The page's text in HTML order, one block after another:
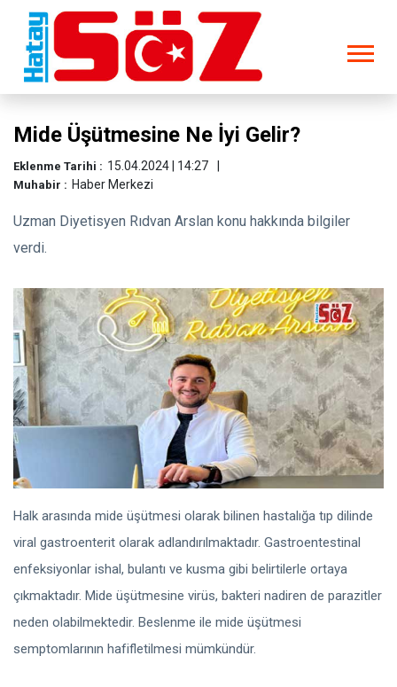
Mide Üşütmesine Ne İyi Gelir?
Eklenme Tarihi : 15.04.2024 | 14:27
Muhabir : Haber Merkezi
Uzman Diyetisyen Rıdvan Arslan konu hakkında bilgiler
verdi.
Halk arasında mide üşütmesi olarak bilinen hastalığa tıp dilinde
viral gastroenterit olarak adlandırılmaktadır. Gastroentestinal
enfeksiyonlar ishal, bulantı ve kusma gibi belirtilerle ortaya
çıkmaktadır. Mide üşütmesine virüs, bakteri nadiren de parazitler
neden olabilmektedir. Beslenme ile mide üşütmesi
semptomlarının hafifletilmesi mümkündür.